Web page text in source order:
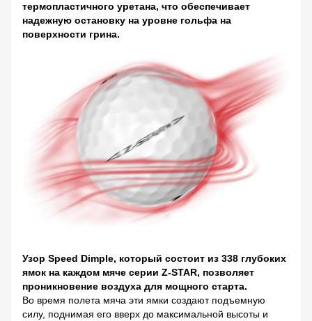
термопластичного уретана, что обеспечивает
надежную остановку на уровне гольфа на
поверхности грина.
Узор Speed Dimple, который состоит из 338 глубоких
ямок на каждом мяче серии Z-STAR, позволяет
проникновение воздуха для мощного старта.
Во время полета мяча эти ямки создают подъемную
силу, поднимая его вверх до максимальной высоты и